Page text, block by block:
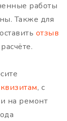
работы
Также для
отзыв
, с
на ремонт